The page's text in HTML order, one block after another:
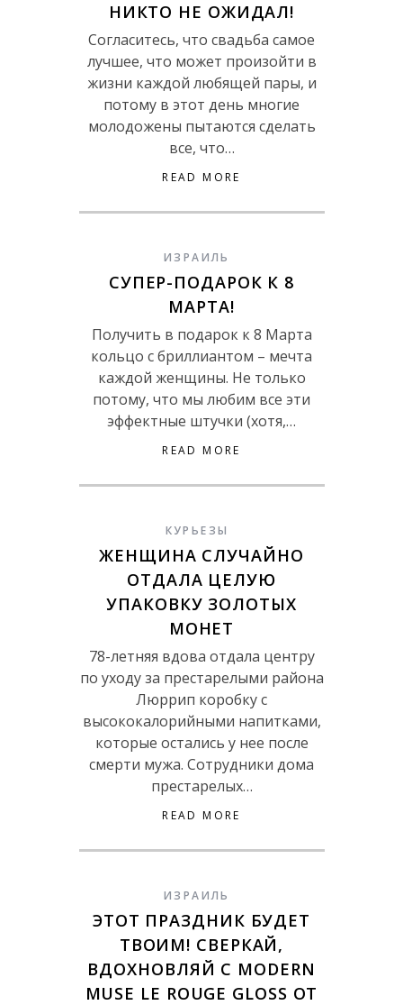
НИКТО НЕ ОЖИДАЛ!
Согласитесь, что свадьба самое
лучшее, что может произойти в
жизни каждой любящей пары, и
потому в этот день многие
молодожены пытаются сделать
все, что…
READ MORE
ИЗРАИЛЬ
СУПЕР-ПОДАРОК К 8
МАРТА!
Получить в подарок к 8 Марта
кольцо с бриллиантом – мечта
каждой женщины. Не только
потому, что мы любим все эти
эффектные штучки (хотя,…
READ MORE
КУРЬЕЗЫ
ЖЕНЩИНА СЛУЧАЙНО
ОТДАЛА ЦЕЛУЮ
УПАКОВКУ ЗОЛОТЫХ
МОНЕТ
78-летняя вдова отдала центру
по уходу за престарелыми района
Люррип коробку с
высококалорийными напитками,
которые остались у нее после
смерти мужа. Сотрудники дома
престарелых…
READ MORE
ИЗРАИЛЬ
ЭТОТ ПРАЗДНИК БУДЕТ
ТВОИМ! СВЕРКАЙ,
ВДОХНОВЛЯЙ С MODERN
MUSE LE ROUGE GLOSS ОТ